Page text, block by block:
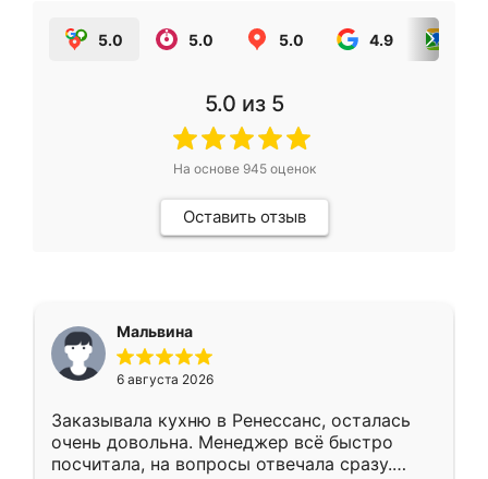
5.0 5.0 5.0 4.9
5.0 из 5
На основе 945оценок
Оставить отзыв
Мальвина
6 августа 2026
Заказывала кухню в Ренессанс, осталась
очень довольна. Менеджер всё быстро
посчитала, на вопросы отвечала сразу.